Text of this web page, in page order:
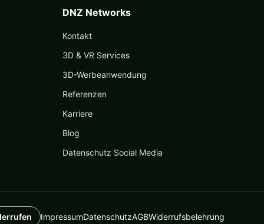
DNZ Networks
Kontakt
3D & VR Services
3D-Werbeanwendung
Referenzen
Karriere
Blog
Datenschutz Social Media
ImpressumDatenschutzAGBWiderrufsbelehrung